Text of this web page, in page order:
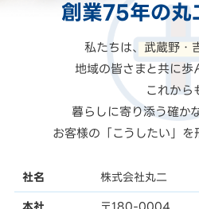
創業75年の丸
私たちは、武蔵野・
地域の皆さまと共に歩
これから
暮らしに寄り添う確か
お客様の「こうしたい」を
社名 株式会社丸二
本社
〒180-0004